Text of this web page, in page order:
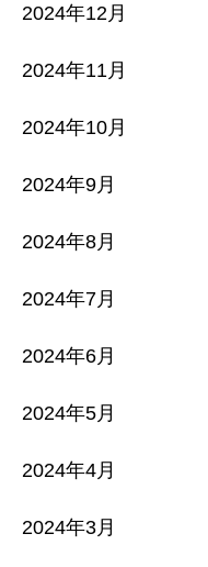
2024年12月
2024年11月
2024年10月
2024年9月
2024年8月
2024年7月
2024年6月
2024年5月
2024年4月
2024年3月